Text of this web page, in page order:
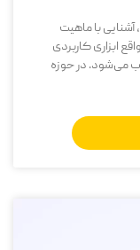
با ماهیت
ابزاری کاربردی
می‌شود. در حوزه